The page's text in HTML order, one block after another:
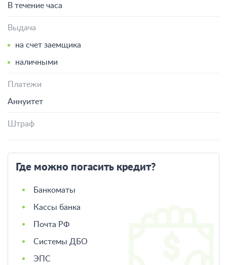
В течение часа
Выдача
на счет заемщика
наличными
Платежи
Аннуитет
Штраф
Где можно погасить кредит?
Банкоматы
Кассы банка
Почта РФ
Системы ДБО
ЭПС